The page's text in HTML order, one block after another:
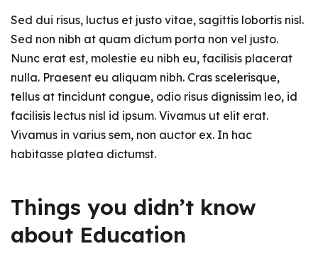
Sed dui risus, luctus et justo vitae, sagittis lobortis nisl.
Sed non nibh at quam dictum porta non vel justo.
Nunc erat est, molestie eu nibh eu, facilisis placerat
nulla. Praesent eu aliquam nibh. Cras scelerisque,
tellus at tincidunt congue, odio risus dignissim leo, id
facilisis lectus nisl id ipsum. Vivamus ut elit erat.
Vivamus in varius sem, non auctor ex. In hac
habitasse platea dictumst.
Things you didn’t know
about Education